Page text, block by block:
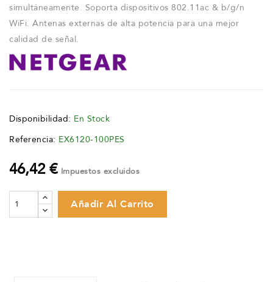
simultáneamente. Soporta dispositivos 802.11ac & b/g/n
WiFi. Antenas externas de alta potencia para una mejor
calidad de señal.
Disponibilidad: En Stock
Referencia: EX6120-100PES
46,42 € Impuestos excluidos
Añadir Al Carrito